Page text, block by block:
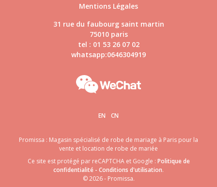
Mentions Légales
31 rue du faubourg saint martin
75010 paris
tel : 01 53 26 07 02
whatsapp:0646304919
EN CN
Promissa : Magasin spécialisé de robe de mariage à Paris pour la
vente et location de robe de mariée
Ce site est protégé par reCAPTCHA et Google : Politique de
confidentialité - Conditions d'utilisation.
© 2026 - Promissa.